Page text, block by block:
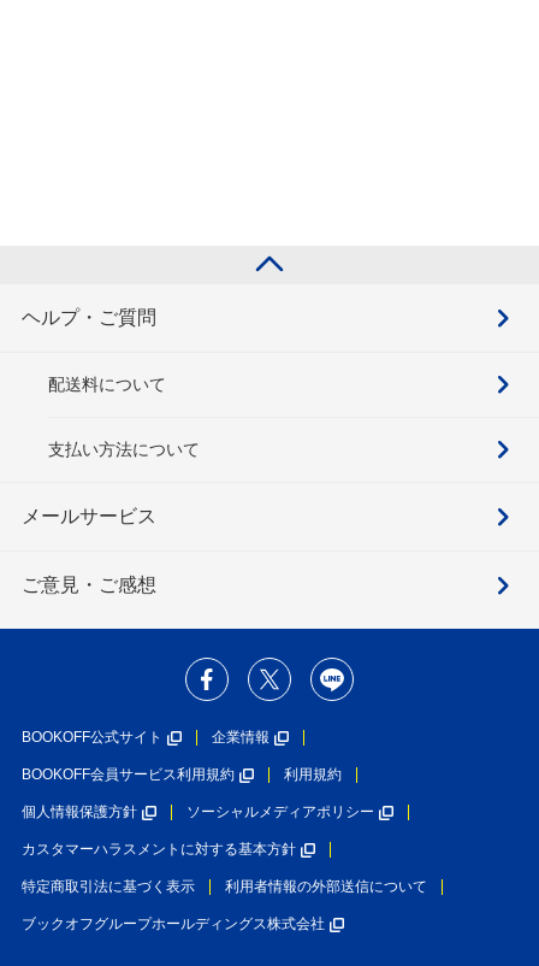
ヘルプ・ご質問
配送料について
支払い方法について
メールサービス
ご意見・ご感想
BOOKOFF公式サイト 企業情報
BOOKOFF会員サービス利用規約 利用規約
個人情報保護方針 ソーシャルメディアポリシー
カスタマーハラスメントに対する基本方針
特定商取引法に基づく表示 利用者情報の外部送信について
ブックオフグループホールディングス株式会社